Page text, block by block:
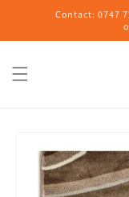
Salt laContact: 0747
despre
produs